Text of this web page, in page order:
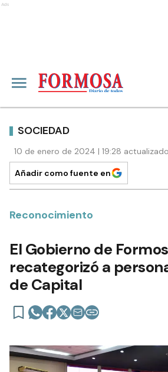
Ads
SOCIEDAD
10 de enero de 2024 | 19:28
Añadir como fuente en
Reconocimiento
El Gobierno de
recategorizó a
de Capital